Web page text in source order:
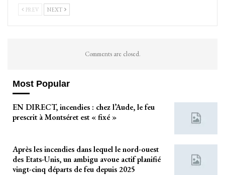
PREV NEXT
Comments are closed.
Most Popular
EN DIRECT, incendies : chez l’Aude, le feu
prescrit à Montséret est « fixé »
Après les incendies dans lequel le nord-ouest
des Etats-Unis, un ambigu avoue actif planifié
vingt-cinq départs de feu depuis 2025